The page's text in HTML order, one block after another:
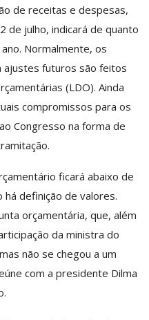
de receitas e despesas,
de julho, indicará de quanto
Normalmente, os
ajustes futuros são feitos
(LDO). Ainda
compromissos para os
Congresso na forma de
ficará abaixo de
há definição de valores.
orçamentária, que, além
da ministra do
não se chegou a um
com a presidente Dilma